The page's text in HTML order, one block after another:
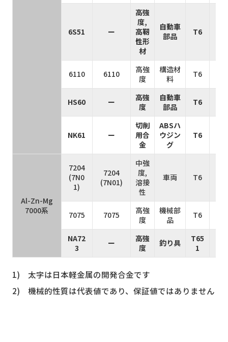
6S51 ー
高強
度,
高靭
性形
材
自動車
部品
T6
6110 6110
高強
度
構造材
料
T6
HS60 ー
高強
度
自動車
部品
T6
NK61 ー
切削
用合
金
ABSハ
ウジン
グ
T6
Al-Zn-Mg
7000系
7204
(7N0
1)
7204
(7N01)
中強
度,
溶接
性
車両 T6
7075 7075
高強
度
機械部
品
T6
NA72
3
ー
高強
度
釣り具
T65
1
1) 太字は日本軽金属の開発合金です
2) 機械的性質は代表値であり、保証値ではありません